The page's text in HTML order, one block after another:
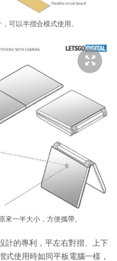
可以半摺合模式使用。
來一半大小，方便攜帶。
計的專利，平左右對摺、上下
式使用時如同平板電腦一樣，